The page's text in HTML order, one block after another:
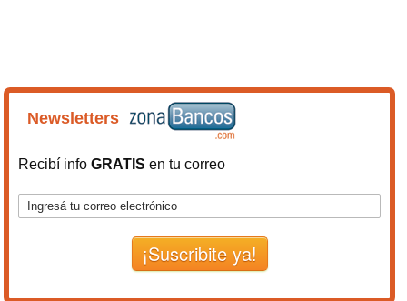
Newsletters
Recibí infoGRATIS en tu correo
¡Suscribite ya!